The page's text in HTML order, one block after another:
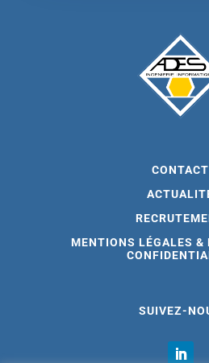
CONTACT
MENTIONS LÉGALES &
SUIVEZ-